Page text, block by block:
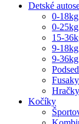
Detské
0-18kg
0-25kg
15-
9-18kg
9-36kg
Kočíky